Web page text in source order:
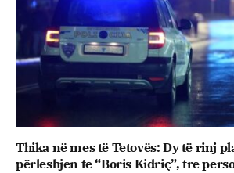
Thika në mes të Tetovës: Dy të rinj
përleshjen te “Boris Kidriç”, tre